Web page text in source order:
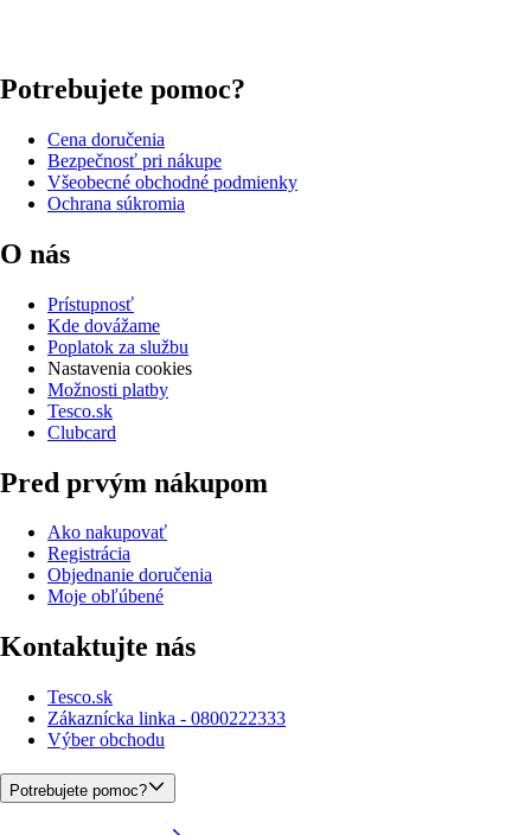
Potrebujete pomoc?
Cena doručenia
Bezpečnosť pri nákupe
Všeobecné obchodné podmienky
Ochrana súkromia
O nás
Prístupnosť
Kde dovážame
Poplatok za službu
Nastavenia cookies
Možnosti platby
Tesco.sk
Clubcard
Pred prvým nákupom
Ako nakupovať
Registrácia
Objednanie doručenia
Moje obľúbené
Kontaktujte nás
Tesco.sk
Zákaznícka linka - 0800222333
Výber obchodu
Potrebujete pomoc?